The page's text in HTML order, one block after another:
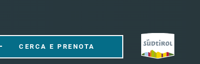
CERCA E PRENOTA